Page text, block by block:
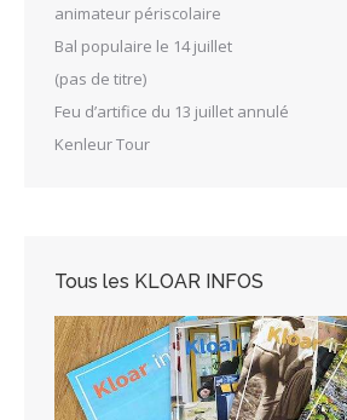
animateur périscolaire
Bal populaire le 14 juillet
(pas de titre)
Feu d’artifice du 13 juillet annulé
Kenleur Tour
Tous les KLOAR INFOS